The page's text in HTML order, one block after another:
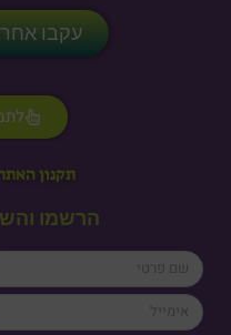
עקבו
תקנון
הרשמו
firstName
email